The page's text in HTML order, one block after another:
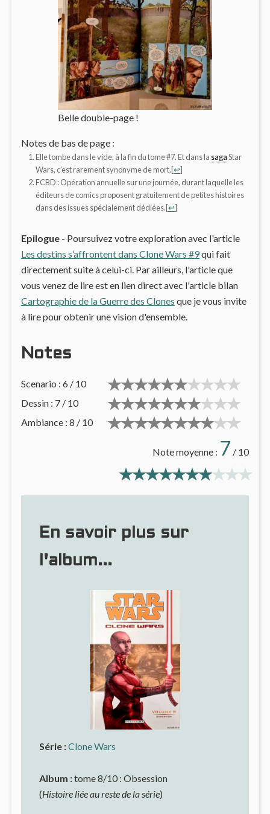
Belle double-page !
Notes de bas de page :
Elle tombe dans le vide, à la fin du tome #7. Et dans la sagaStar
Wars, c’est rarement synonyme de mort.[↩]
FCBD : Opération annuelle sur une journée, durant laquelle les
éditeurs de comics proposent gratuitement de petites histoires
dans des issues spécialement dédiées.[↩]
Epilogue- Poursuivez votre exploration avec l'article
Les destins s’affrontent dans Clone Wars #9qui fait
directement suite à celui-ci. Par ailleurs, l'article que
vous venez de lire est en lien direct avec l'article bilan
Cartographie de la Guerre des Clones que je vous invite
à lire pour obtenir une vision d'ensemble.
Notes
Scenario : 6 / 10
Dessin : 7 / 10
Ambiance : 8 / 10
Note moyenne : 7 / 10
En savoir plus sur
l'album...
Série :Clone Wars
Album :tome 8/10 : Obsession
(Histoire liée au reste de la série)